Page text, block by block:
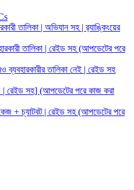
তালিকা | অভিযান সহ | র‍্যাঙ্কিংয়ের
তালিকা | রেইড সহ (আপডেটের পরে
তালিকা নেই | রেইড সহ
| রেইড সহ] (আপডেটের পরে কাজ করা
+ চ্যাটবট | রেইড সহ (আপডেটের পরে